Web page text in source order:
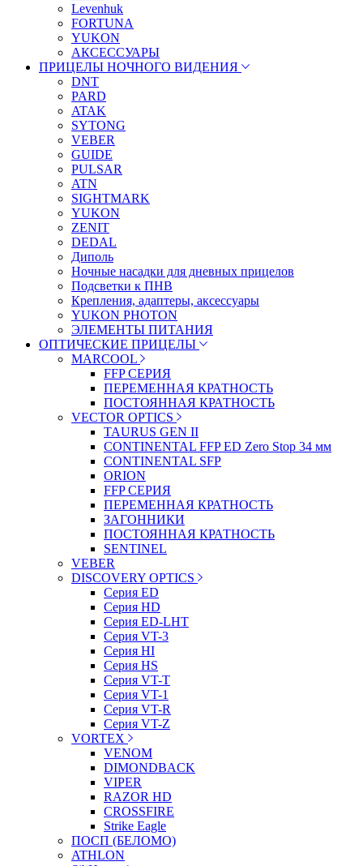
Levenhuk
FORTUNA
YUKON
АКСЕССУАРЫ
ПРИЦЕЛЫ НОЧНОГО ВИДЕНИЯ
DNT
PARD
ATAK
SYTONG
VEBER
GUIDE
PULSAR
ATN
SIGHTMARK
YUKON
ZENIT
DEDAL
Диполь
Ночные насадки для дневных прицелов
Подсветки к ПНВ
Крепления, адаптеры, аксессуары
YUKON PHOTON
ЭЛЕМЕНТЫ ПИТАНИЯ
ОПТИЧЕСКИЕ ПРИЦЕЛЫ
MARCOOL
FFP СЕРИЯ
ПЕРЕМЕННАЯ КРАТНОСТЬ
ПОСТОЯННАЯ КРАТНОСТЬ
VECTOR OPTICS
TAURUS GEN II
CONTINENTAL FFP ED Zero Stop 34 мм
CONTINENTAL SFP
ORION
FFP СЕРИЯ
ПЕРЕМЕННАЯ КРАТНОСТЬ
ЗАГОННИКИ
ПОСТОЯННАЯ КРАТНОСТЬ
SENTINEL
VEBER
DISCOVERY OPTICS
Серия ED
Серия HD
Серия ED-LHT
Серия VT-3
Серия HI
Серия HS
Серия VT-T
Серия VT-1
Серия VT-R
Серия VT-Z
VORTEX
VENOM
DIMONDBACK
VIPER
RAZOR HD
CROSSFIRE
Strike Eagle
ПОСП (БЕЛОМО)
ATHLON